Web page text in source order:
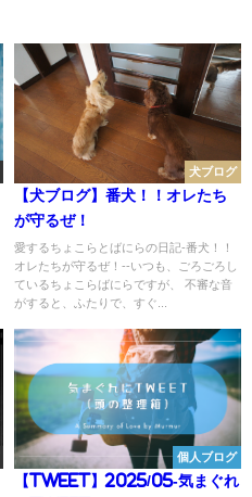
犬ブログ
【犬ブログ】番犬！！オレたち
が守るぜ！
愛するちょこらとばにらの日記-番犬！！
オレたちが守るぜ！--いつも、ごろごろし
ているちょこらばにらですが、 不審な音
がすると、ふたりで、すぐ...
個人ブログ
【Tweet】2025/05-気まぐれ